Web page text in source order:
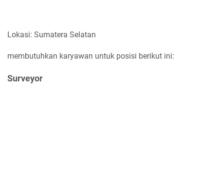
Lokasi: Sumatera Selatan
membutuhkan karyawan untuk posisi berikut ini:
Surveyor